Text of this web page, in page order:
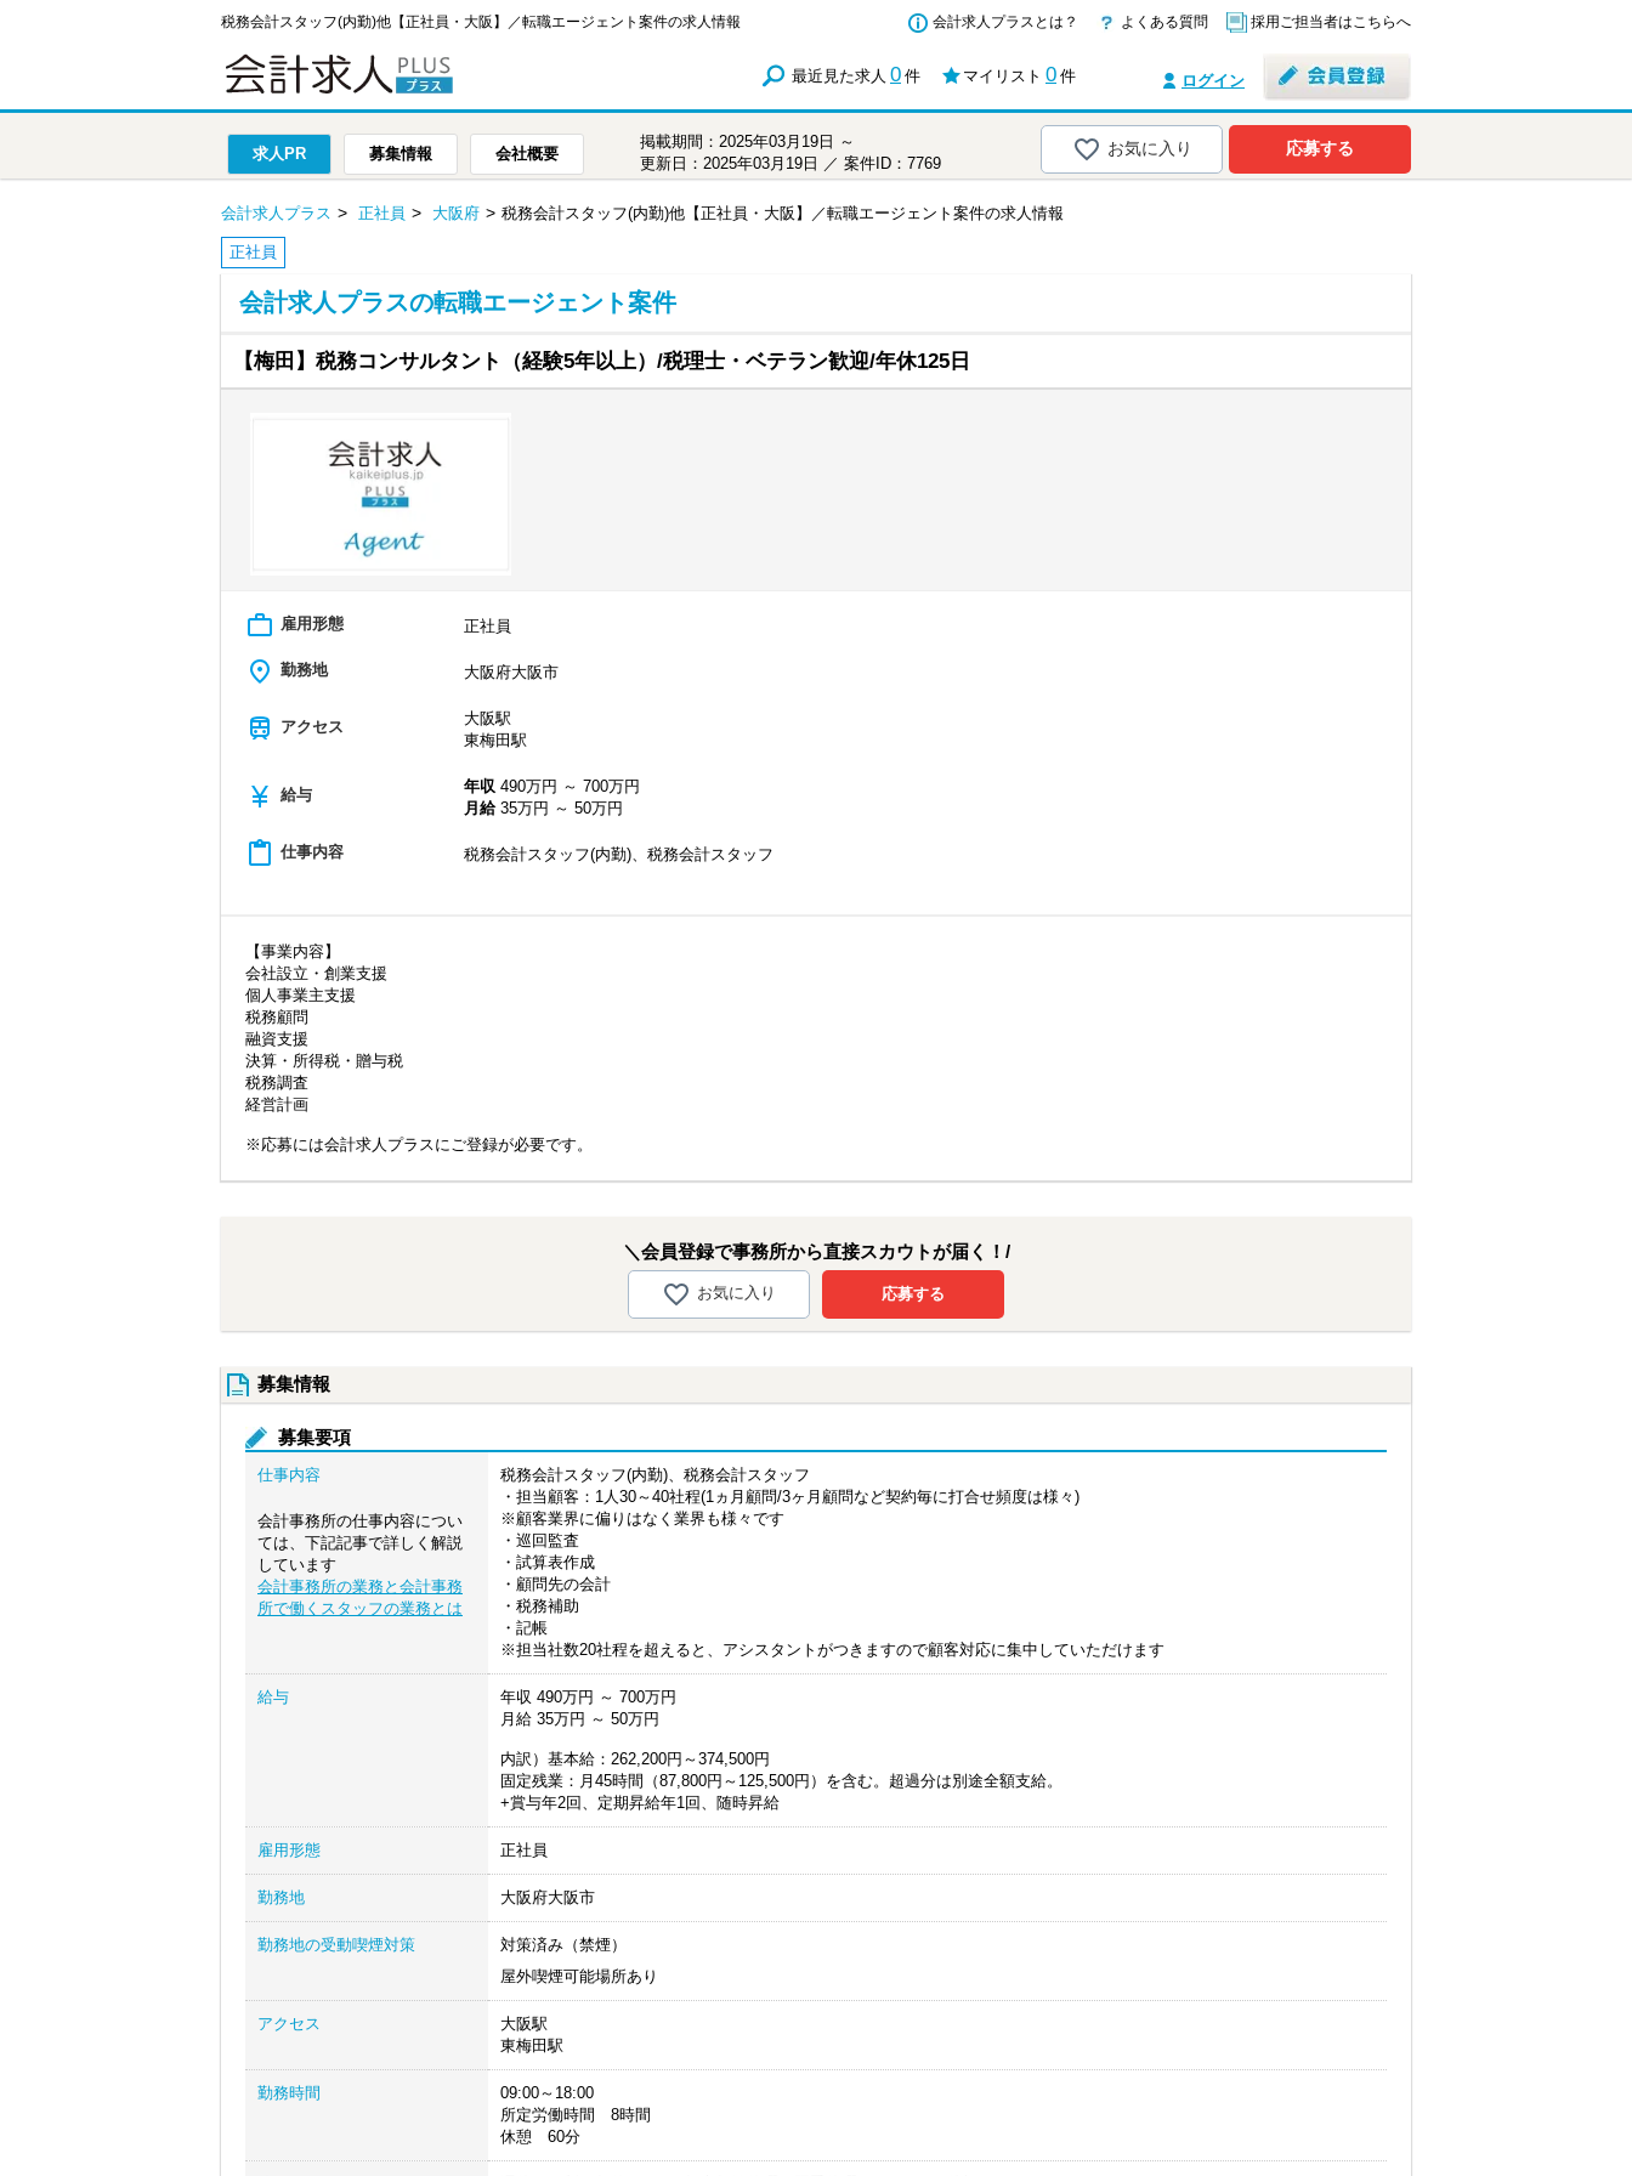
税務会計スタッフ(内勤)他【正社員・大阪】／転職エージェント案件の求人情報 会計求人プラスとは？ よくある質問 採用ご担当者はこちらへ
最近見た求人 0 件 マイリスト 0 件 ログイン
求人PR 募集情報 会社概要
掲載期間：2025年03月19日 ～
更新日：2025年03月19日 ／ 案件ID：7769
お気に入り 応募する
会計求人プラス 正社員 大阪府 税務会計スタッフ(内勤)他【正社員・大阪】／転職エージェント案件の求人情報
正社員
会計求人プラスの転職エージェント案件
【梅田】税務コンサルタント（経験5年以上）/税理士・ベテラン歓迎/年休125日
work_outline 雇用形態 正社員
place 勤務地 大阪府大阪市
train アクセス
大阪駅
東梅田駅
currency_yen 給与 年収 490万円 ～ 700万円
月給35万円 ～ 50万円
content_paste 仕事内容 税務会計スタッフ(内勤)、税務会計スタッフ
【事業内容】
会社設立・創業支援
個人事業主支援
税務顧問
融資支援
決算・所得税・贈与税
税務調査
経営計画
※応募には会計求人プラスにご登録が必要です。
＼会員登録で事務所から直接スカウトが届く！/
お気に入り 応募する
募集情報
募集要項
仕事内容
会計事務所の仕事内容につい
ては、下記記事で詳しく解説
しています
会計事務所の業務と会計事務
所で働くスタッフの業務とは
税務会計スタッフ(内勤)、税務会計スタッフ
・担当顧客：1人30～40社程(1ヵ月顧問/3ヶ月顧問など契約毎に打合せ頻度は様々)
※顧客業界に偏りはなく業界も様々です
・巡回監査
・試算表作成
・顧問先の会計
・税務補助
・記帳
※担当社数20社程を超えると、アシスタントがつきますので顧客対応に集中していただけます
給与 年収 490万円 ～ 700万円
月給 35万円 ～ 50万円
内訳）基本給：262,200円～374,500円
固定残業：月45時間（87,800円～125,500円）を含む。超過分は別途全額支給。
+賞与年2回、定期昇給年1回、随時昇給
雇用形態 正社員
勤務地 大阪府大阪市
勤務地の受動喫煙対策
対策済み（禁煙）
屋外喫煙可能場所あり
アクセス
大阪駅
東梅田駅
勤務時間
09:00～18:00
所定労働時間 8時間
休憩 60分